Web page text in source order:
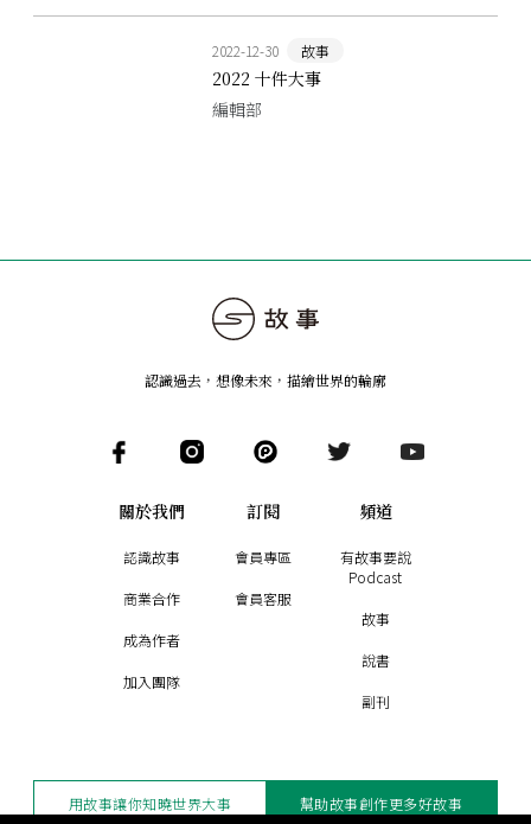
2022-12-30 故事
2022 十件大事
編輯部
認識過去，想像未來 ， 描繪世界的輪廓
關於我們
認識故事
商業合作
成為作者
加入團隊
訂閱
會員專區
會員客服
頻道
有故事要說
Podcast
故事
說書
副刊
用故事讓你知曉世界大事 幫助故事創作更多好故事